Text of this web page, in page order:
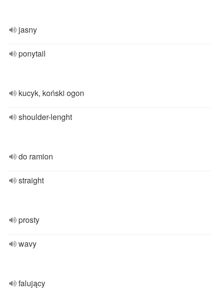
jasny
ponytail
kucyk, koński ogon
shoulder-lenght
do ramion
straight
prosty
wavy
falujący